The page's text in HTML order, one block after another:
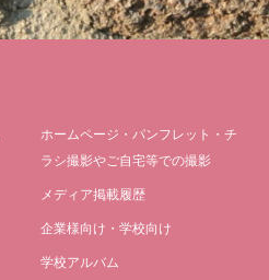
ホームページ・パンフレット・チ
ラシ撮影やご自宅等での撮影
メディア掲載履歴
企業様向け・学校向け
学校アルバム